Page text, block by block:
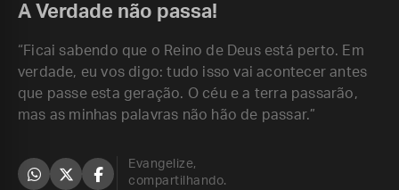
A Verdade não passa!
“Ficai sabendo que o Reino de Deus está perto. Em
verdade, eu vos digo: tudo isso vai acontecer antes
que passe esta geração. O céu e a terra passarão,
mas as minhas palavras não hão de passar.”
Evangelize,
compartilhando.